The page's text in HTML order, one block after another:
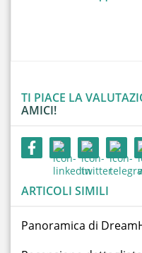
TI PIACE LA
AMICI!
ARTICOLI SIMILI
Panoramica di